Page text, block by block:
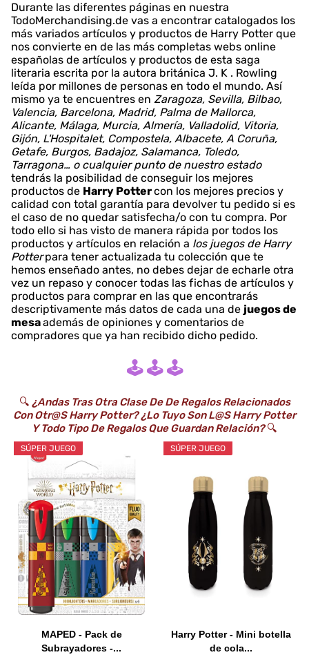
Durante las diferentes páginas en nuestra
TodoMerchandising.de vas a encontrar catalogados los
más variados artículos y productos de Harry Potter que
nos convierte en de las más completas webs online
españolas de artículos y productos de esta saga
literaria escrita por la autora británica J. K . Rowling
leída por millones de personas en todo el mundo. Así
mismo ya te encuentres en Zaragoza, Sevilla, Bilbao,
Valencia, Barcelona, Madrid, Palma de Mallorca,
Alicante, Málaga, Murcia, Almería, Valladolid, Vitoria,
Gijón, L'Hospitalet, Compostela, Albacete, A Coruña,
Getafe, Burgos, Badajoz, Salamanca, Toledo,
Tarragona… o cualquier punto de nuestro estado
tendrás la posibilidad de conseguir los mejores
productos de Harry Pottercon los mejores precios y
calidad con total garantía para devolver tu pedido si es
el caso de no quedar satisfecha/o con tu compra. Por
todo ello si has visto de manera rápida por todos los
productos y artículos en relación a los juegos de Harry
Potter para tener actualizada tu colección que te
hemos enseñado antes, no debes dejar de echarle otra
vez un repaso y conocer todas las fichas de artículos y
productos para comprar en las que encontrarás
descriptivamente más datos de cada una de juegos de
mesaademás de opiniones y comentarios de
compradores que ya han recibido dicho pedido.
🕹️ 🕹️ 🕹️
🔍 ¿Andas Tras Otra Clase De De Regalos Relacionados
Con Otr@s Harry Potter? ¿Lo Tuyo Son L@s Harry Potter
Y Todo Tipo De Regalos Que Guardan Relación?🔍
SÚPER JUEGO
MAPED - Pack de
Subrayadores -...
SÚPER JUEGO
Harry Potter - Mini botella
de cola...